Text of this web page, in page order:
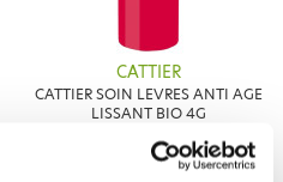
CATTIER
CATTIER SOIN LEVRES ANTI AGE
LISSANT BIO 4G
2,80 €